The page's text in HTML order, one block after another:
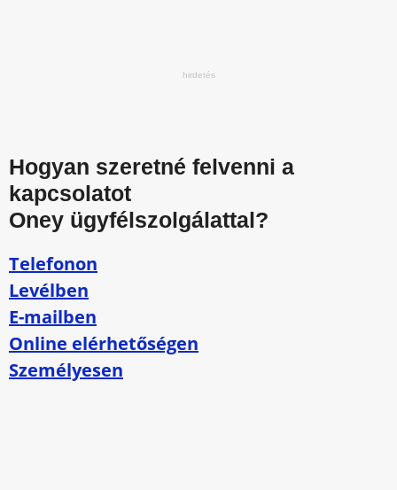
Hogyan szeretné felvenni a
kapcsolatot
Oney ügyfélszolgálattal?
Telefonon
Levélben
E-mailben
Online elérhetőségen
Személyesen